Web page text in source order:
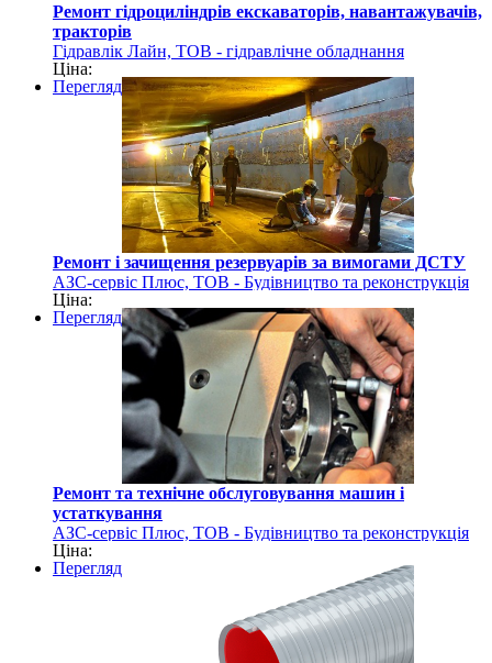
Ремонт гідроциліндрів екскаваторів, навантажувачів,
тракторів
Гідравлік Лайн, ТОВ - гідравлічне обладнання
Ціна:
Перегляд
Ремонт і зачищення резервуарів за вимогами ДСТУ
АЗС-сервіс Плюс, ТОВ - Будівництво та реконструкція
АЗС
Ціна:
Перегляд
Ремонт та технічне обслуговування машин і
устаткування
АЗС-сервіс Плюс, ТОВ - Будівництво та реконструкція
АЗС
Ціна:
Перегляд